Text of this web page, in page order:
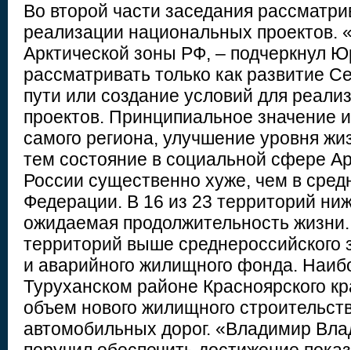
Во второй части заседания
реализации национальных проектов.
Арктической зоны РФ, – подчеркнул
рассматривать только как развитие
пути или создание условий для
проектов. Принципиальное значение
самого региона, улучшение уровня
тем состояние в социальной сфере
России существенно хуже, чем в
Федерации. В 16 из 23 территорий
ожидаемая продолжительность
территорий выше среднероссийского
и аварийного жилищного фонда.
Туруханском районе Красноярского
объем нового жилищного
автомобильных дорог. «Владимир